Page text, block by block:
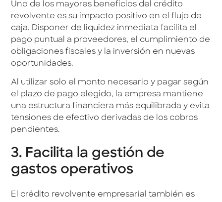
Uno de los mayores beneficios del crédito
revolvente es su impacto positivo en el flujo de
caja. Disponer de liquidez inmediata facilita el
pago puntual a proveedores, el cumplimiento de
obligaciones fiscales y la inversión en nuevas
oportunidades.
Al utilizar solo el monto necesario y pagar según
el plazo de pago elegido, la empresa mantiene
una estructura financiera más equilibrada y evita
tensiones de efectivo derivadas de los cobros
pendientes.
3. Facilita la gestión de
gastos operativos
El crédito revolvente empresarial también es